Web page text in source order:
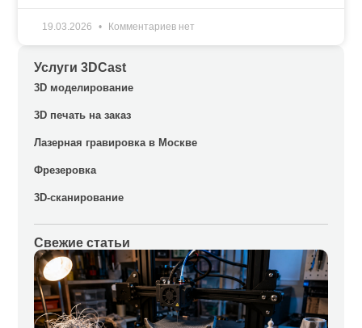
Услуги 3DCast
3D моделирование
3D печать на заказ
Лазерная гравировка в Москве
Фрезеровка
3D-сканирование
Свежие статьи
19.03.2026 Комментариев нет